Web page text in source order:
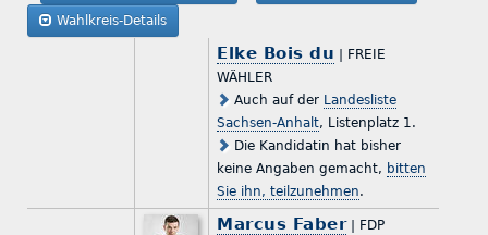
Wahlkreis-Details
Elke Bois du | FREIE
WÄHLER
Auch auf der Landesliste
Sachsen-Anhalt, Listenplatz 1.
Die Kandidatin hat bisher
keine Angaben gemacht, bitten
Sie ihn, teilzunehmen.
Marcus Faber| FDP